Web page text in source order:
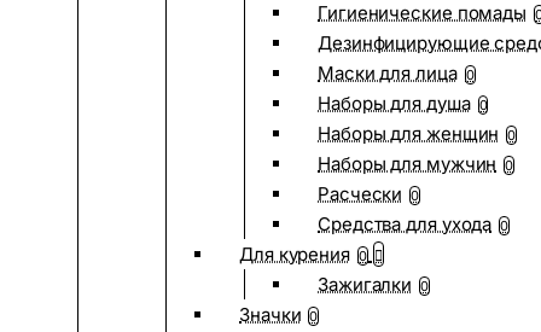
Гигиенические помады
Дезинфицирующие
Маски для лица 0
Наборы для душа 0
Наборы для женщин 0
Наборы для мужчин 0
Расчески 0
Средства для ухода 0
Для курения 0
Зажигалки 0
Значки 0